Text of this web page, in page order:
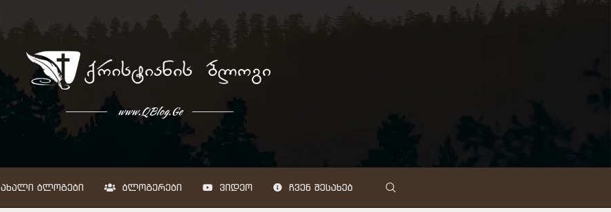
www.QBlog.Ge
ᲐᲮᲐᲚᲘ ᲑᲚᲝᲒᲔᲑᲘ ᲑᲚᲝᲒᲔᲠᲔᲑᲘ ᲕᲘᲓᲔᲝ ᲩᲕᲔᲜ ᲨᲔᲡᲐᲮᲔᲑ